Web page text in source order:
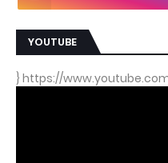
YOUTUBE
} https://